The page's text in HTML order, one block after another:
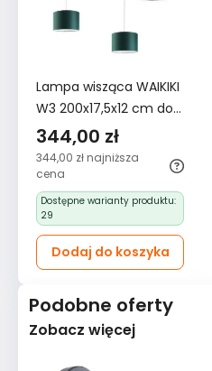
Lampa wisząca WAIKIKI
W3 200x17,5x12 cm do
salonu z regulacją
zieleń butelkowa
344,00 zł
344,00 zł najniższa
cena
Dostępne warianty produktu:
29
Dodaj do koszyka
Podobne oferty
Zobacz więcej